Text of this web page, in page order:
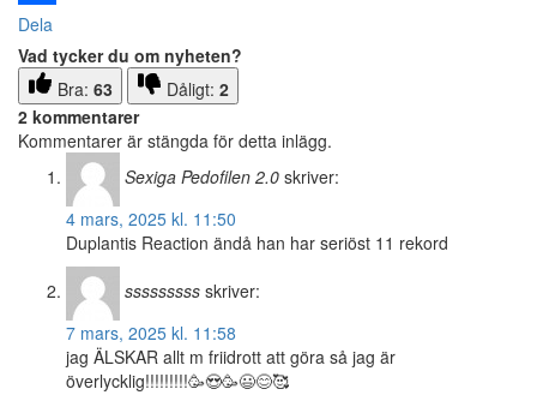
Dela
Vad tycker du om nyheten?
Bra: 63 Dåligt: 2
2 kommentarer
Kommentarer är stängda för detta inlägg.
Sexiga Pedofilen 2.0 skriver:
4 mars, 2025 kl. 11:50
Duplantis Reaction ändå han har seriöst 11 rekord
sssssssss skriver:
7 mars, 2025 kl. 11:58
jag ÄLSKAR allt m friidrott att göra så jag är
överlycklig!!!!!!!!!🥳😍🥳😃😊🥰